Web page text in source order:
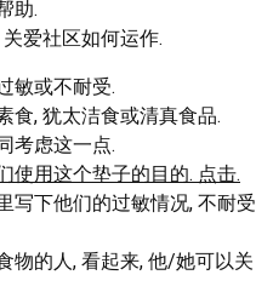
助.
爱社区如何运作.
敏或不耐受.
食, 犹太洁食或清真食品.
考虑这一点.
使用这个垫子的目的. 点击.
写下他们的过敏情况, 不耐受
物的人, 看起来, 他/她可以关